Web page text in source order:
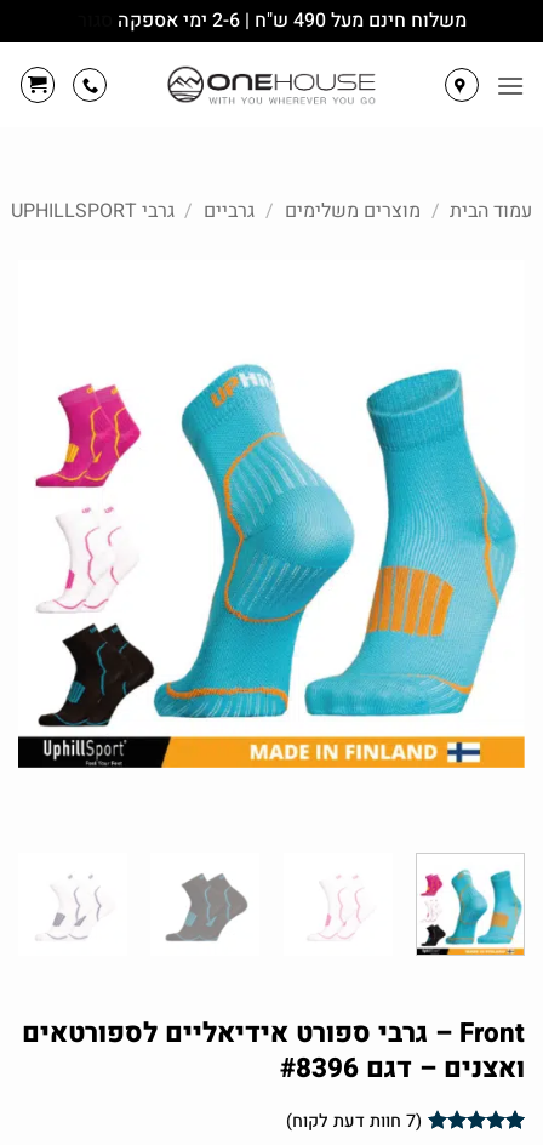
משלוח חינם מעל 490 ש"ח | 2-6 ימי אספקה
עמוד הבית / מוצרים משלימים / גרביים / גרבי UPHILLSPORT
Front – גרבי ספורט אידיאליים לספורטאים
ואצנים – דגם #8396
(
7חוות דעת לקוח)